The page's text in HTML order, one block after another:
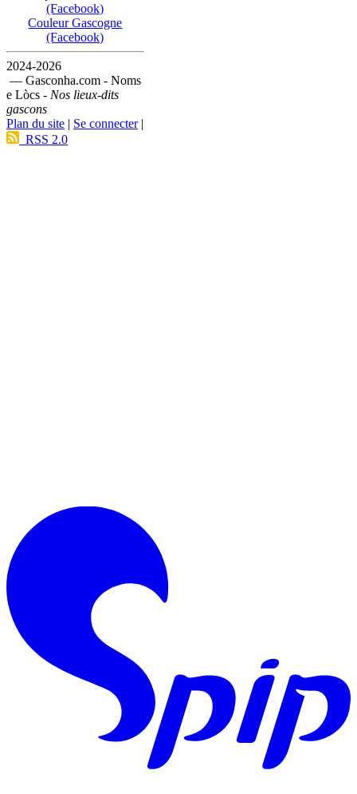
(Facebook)
Couleur Gascogne
(Facebook)
2024-2026
— Gasconha.com - Noms
e Lòcs - Nos lieux-dits
gascons
Plan du site | Se connecter|
RSS 2.0